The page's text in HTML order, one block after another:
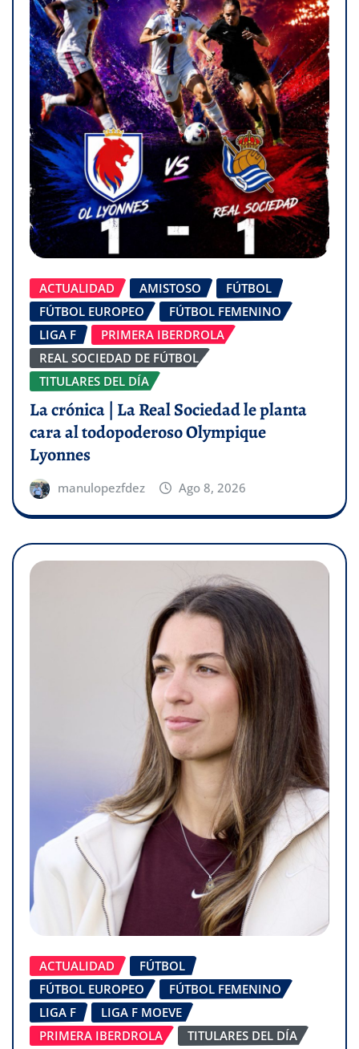
ACTUALIDAD AMISTOSO
FÚTBOL
FÚTBOL EUROPEO
FÚTBOL FEMENINO
LIGA F
PRIMERA IBERDROLA
REAL SOCIEDAD DE FÚTBOL
TITULARES DEL DÍA
La crónica | La Real Sociedad le planta
cara al todopoderoso Olympique
Lyonnes
manulopezfdez Ago 8, 2026
ACTUALIDAD
FÚTBOL
FÚTBOL EUROPEO
FÚTBOL FEMENINO
LIGA F
LIGA F MOEVE
PRIMERA IBERDROLA
TITULARES DEL DÍA